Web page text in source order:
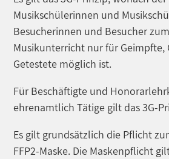
Musikschülerinnen und
Besucherinnen und Besucher
Musikunterricht nur für Geimpfte,
Getestete möglich ist.
Für Beschäftigte und
ehrenamtlich Tätige gilt das 3G-
Es gilt grundsätzlich die Pflicht
FFP2-Maske. Die Maskenpflicht